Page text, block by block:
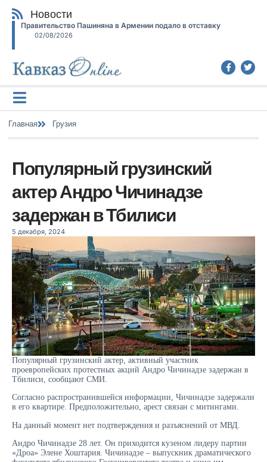
Новости
Правительство Пашиняна в Армении подало в отставку
02/08/2026
Главная Грузия
Популярный грузинский
актер Андро Чичинадзе
задержан в Тбилиси
5 декабря, 2024
Популярный грузинский актер, активный участник
проевропейских протестных акций Андро Чичинадзе задержан в
Тбилиси, сообщают СМИ.
Согласно распространившейся информации, Чичинадзе задержали
в его квартире. Предположительно, арест связан с митингами.
На данный момент нет подтверждения и разъяснений от МВД.
Андро Чичинадзе 28 лет. Он приходится кузеном лидеру партии
«Дроа» Элене Хоштария. Чичинадзе – выпускник драматического